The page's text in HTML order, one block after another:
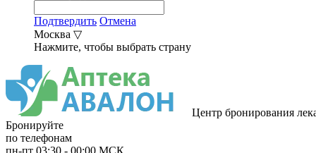
Подтвердить Отмена
Москва ▽
Нажмите, чтобы выбрать страну
Центр бронирования
Бронируйте
по телефонам
пн-пт 03:30 - 00:00 МСК